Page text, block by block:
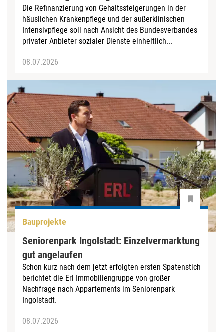
Die Refinanzierung von Gehaltssteigerungen in der
häuslichen Krankenpflege und der außerklinischen
Intensivpflege soll nach Ansicht des Bundesverbandes
privater Anbieter sozialer Dienste einheitlich...
08.07.2026
Bauprojekte
Seniorenpark Ingolstadt: Einzelvermarktung
gut angelaufen
Schon kurz nach dem jetzt erfolgten ersten Spatenstich
berichtet die Erl Immobiliengruppe von großer
Nachfrage nach Appartements im Seniorenpark
Ingolstadt.
08.07.2026